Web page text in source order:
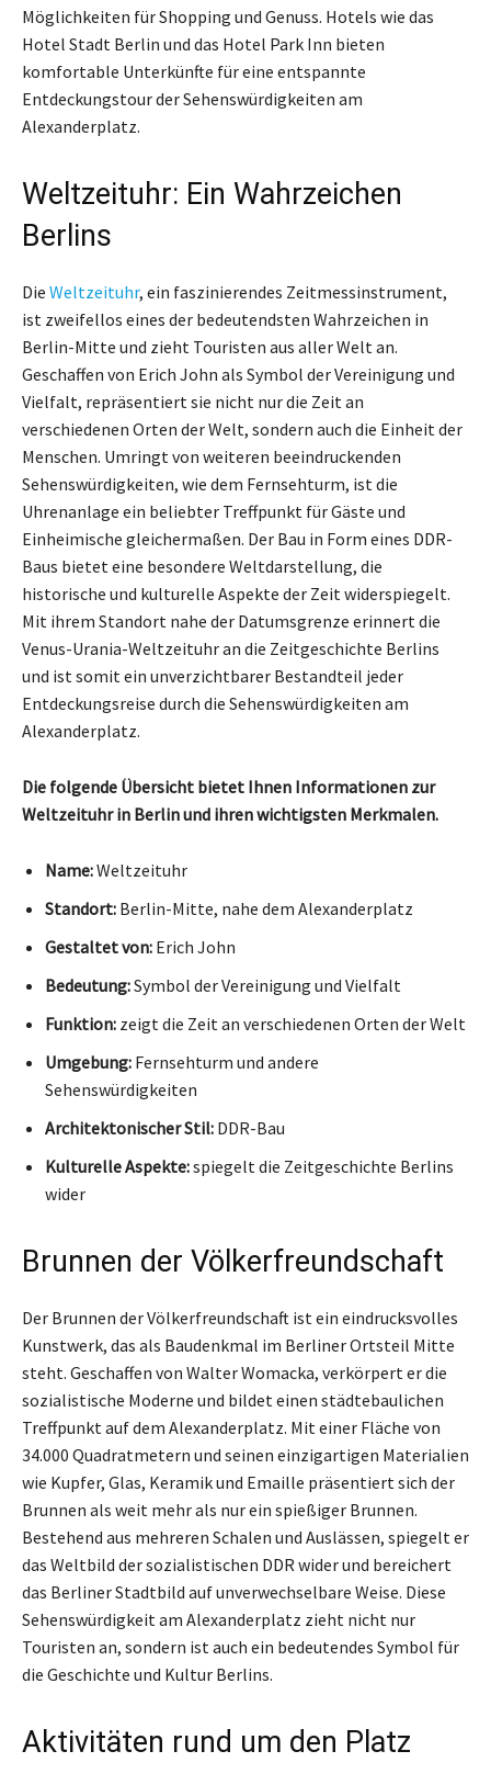
Möglichkeiten für Shopping und Genuss. Hotels wie das
Hotel Stadt Berlin und das Hotel Park Inn bieten
komfortable Unterkünfte für eine entspannte
Entdeckungstour der Sehenswürdigkeiten am
Alexanderplatz.
Weltzeituhr: Ein Wahrzeichen
Berlins
Die Weltzeituhr, ein faszinierendes Zeitmessinstrument,
ist zweifellos eines der bedeutendsten Wahrzeichen in
Berlin-Mitte und zieht Touristen aus aller Welt an.
Geschaffen von Erich John als Symbol der Vereinigung und
Vielfalt, repräsentiert sie nicht nur die Zeit an
verschiedenen Orten der Welt, sondern auch die Einheit der
Menschen. Umringt von weiteren beeindruckenden
Sehenswürdigkeiten, wie dem Fernsehturm, ist die
Uhrenanlage ein beliebter Treffpunkt für Gäste und
Einheimische gleichermaßen. Der Bau in Form eines DDR-
Baus bietet eine besondere Weltdarstellung, die
historische und kulturelle Aspekte der Zeit widerspiegelt.
Mit ihrem Standort nahe der Datumsgrenze erinnert die
Venus-Urania-Weltzeituhr an die Zeitgeschichte Berlins
und ist somit ein unverzichtbarer Bestandteil jeder
Entdeckungsreise durch die Sehenswürdigkeiten am
Alexanderplatz.
Die folgende Übersicht bietet Ihnen Informationen zur
Weltzeituhr in Berlin und ihren wichtigsten Merkmalen.
Name:Weltzeituhr
Standort: Berlin-Mitte, nahe dem Alexanderplatz
Gestaltet von: Erich John
Bedeutung:Symbol der Vereinigung und Vielfalt
Funktion: zeigt die Zeit an verschiedenen Orten der Welt
Umgebung: Fernsehturm und andere
Sehenswürdigkeiten
Architektonischer Stil: DDR-Bau
Kulturelle Aspekte:spiegelt die Zeitgeschichte Berlins
wider
Brunnen der Völkerfreundschaft
Der Brunnen der Völkerfreundschaft ist ein eindrucksvolles
Kunstwerk, das als Baudenkmal im Berliner Ortsteil Mitte
steht. Geschaffen von Walter Womacka, verkörpert er die
sozialistische Moderne und bildet einen städtebaulichen
Treffpunkt auf dem Alexanderplatz. Mit einer Fläche von
34.000 Quadratmetern und seinen einzigartigen Materialien
wie Kupfer, Glas, Keramik und Emaille präsentiert sich der
Brunnen als weit mehr als nur ein spießiger Brunnen.
Bestehend aus mehreren Schalen und Auslässen, spiegelt er
das Weltbild der sozialistischen DDR wider und bereichert
das Berliner Stadtbild auf unverwechselbare Weise. Diese
Sehenswürdigkeit am Alexanderplatz zieht nicht nur
Touristen an, sondern ist auch ein bedeutendes Symbol für
die Geschichte und Kultur Berlins.
Aktivitäten rund um den Platz